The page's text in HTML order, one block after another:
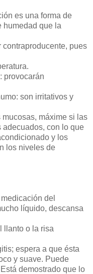
es una forma de
humedad que la
pues
provocarán
son irritativos y
máxime si las
con lo que
y los
los niveles de
del
líquido, descansa
llanto o la risa
espera a que ésta
y suave. Puede
demostrado que lo